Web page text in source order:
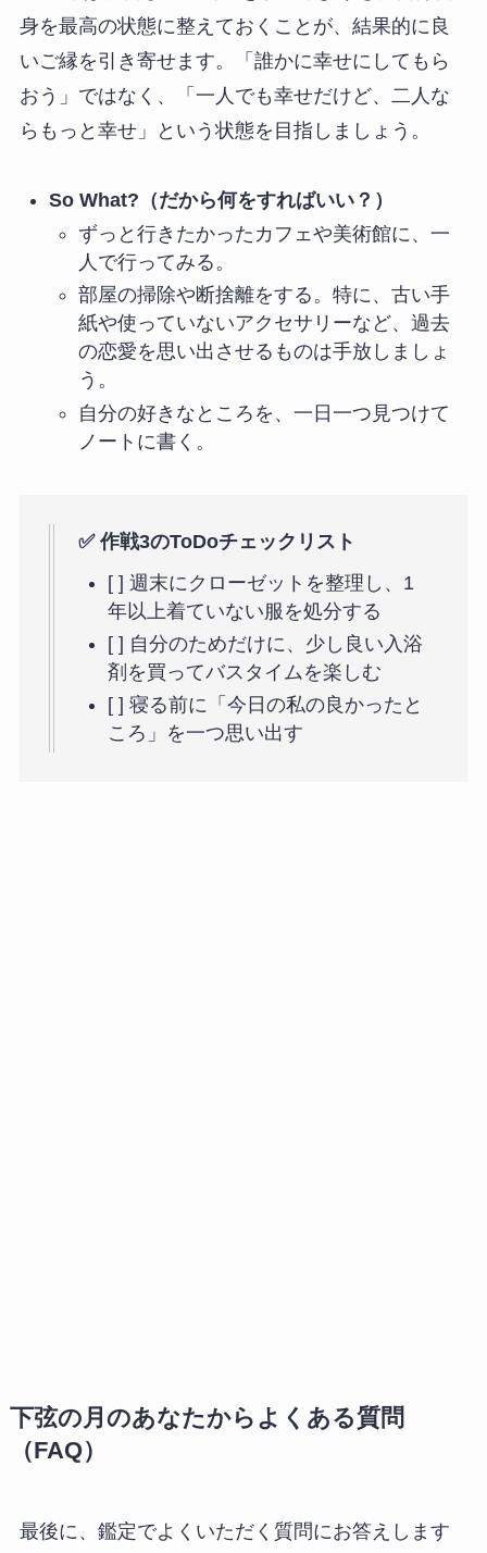
身を最高の状態に整えておくことが、結果的に良
いご縁を引き寄せます。「誰かに幸せにしてもら
おう」ではなく、「一人でも幸せだけど、二人な
らもっと幸せ」という状態を目指しましょう。
So What?（だから何をすればいい？）
ずっと行きたかったカフェや美術館に、一
人で行ってみる。
部屋の掃除や断捨離をする。特に、古い手
紙や使っていないアクセサリーなど、過去
の恋愛を思い出させるものは手放しましょ
う。
自分の好きなところを、一日一つ見つけて
ノートに書く。
✅ 作戦3のToDoチェックリスト
[ ] 週末にクローゼットを整理し、1
年以上着ていない服を処分する
[ ] 自分のためだけに、少し良い入浴
剤を買ってバスタイムを楽しむ
[ ] 寝る前に「今日の私の良かったと
ころ」を一つ思い出す
下弦の月のあなたからよくある質問
（FAQ）
最後に、鑑定でよくいただく質問にお答えします